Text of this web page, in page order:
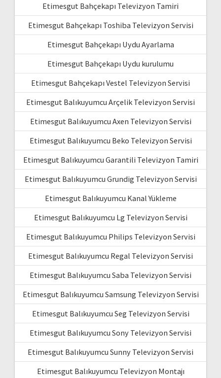
Etimesgut Bahçekapı Televizyon Tamiri
Etimesgut Bahçekapı Toshiba Televizyon Servisi
Etimesgut Bahçekapı Uydu Ayarlama
Etimesgut Bahçekapı Uydu kurulumu
Etimesgut Bahçekapı Vestel Televizyon Servisi
Etimesgut Balıkuyumcu Arçelik Televizyon Servisi
Etimesgut Balıkuyumcu Axen Televizyon Servisi
Etimesgut Balıkuyumcu Beko Televizyon Servisi
Etimesgut Balıkuyumcu Garantili Televizyon Tamiri
Etimesgut Balıkuyumcu Grundig Televizyon Servisi
Etimesgut Balıkuyumcu Kanal Yükleme
Etimesgut Balıkuyumcu Lg Televizyon Servisi
Etimesgut Balıkuyumcu Philips Televizyon Servisi
Etimesgut Balıkuyumcu Regal Televizyon Servisi
Etimesgut Balıkuyumcu Saba Televizyon Servisi
Etimesgut Balıkuyumcu Samsung Televizyon Servisi
Etimesgut Balıkuyumcu Seg Televizyon Servisi
Etimesgut Balıkuyumcu Sony Televizyon Servisi
Etimesgut Balıkuyumcu Sunny Televizyon Servisi
Etimesgut Balıkuyumcu Televizyon Montajı